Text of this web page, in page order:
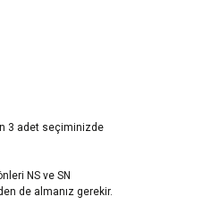
3 adet seçiminizde
NS ve SN
de almanız gerekir.